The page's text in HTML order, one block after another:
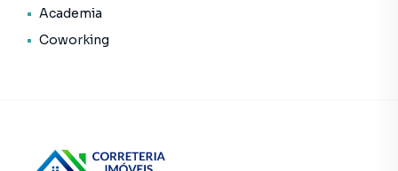
• Finalidade: Residencial
Empreendimento em São Paulo? Entre em contato com
Academia
Coworking